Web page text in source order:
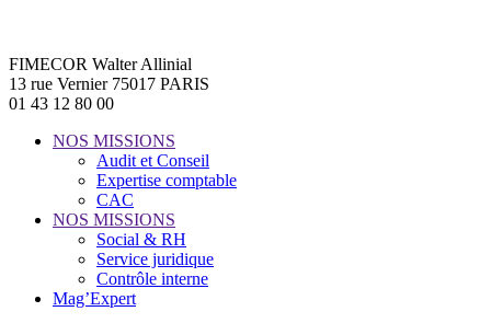
FIMECOR Walter Allinial
13 rue Vernier 75017 PARIS
01 43 12 80 00
NOS MISSIONS
Audit et Conseil
Expertise comptable
CAC
NOS MISSIONS
Social & RH
Service juridique
Contrôle interne
Mag’Expert